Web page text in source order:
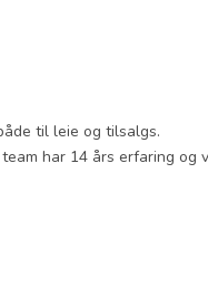
til leie og tilsalgs.
har 14 års erfaring og